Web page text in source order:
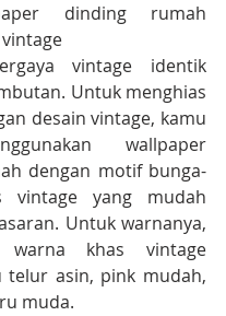
vintage identik
Untuk menghias
desain vintage, kamu
wallpaper
dengan motif bunga-
vintage yang mudah
Untuk warnanya,
warna khas vintage
telur asin, pink mudah,
muda.